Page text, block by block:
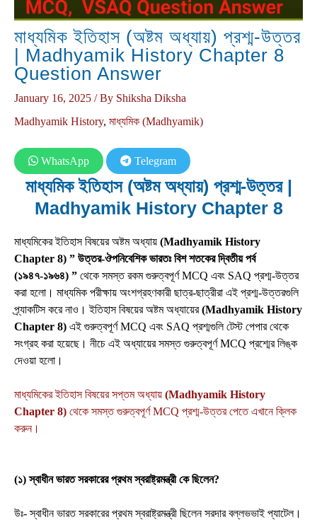
মাধ্যমিক ইতিহাস (অষ্টম অধ্যায়) প্রশ্ম-উত্তর
| Madhyamik History Chapter 8
Question Answer
January 16, 2025 / By Shiksha Diksha
Madhyamik History, মাধ্যমিক (Madhyamik)
WhatsApp Telegram
মাধ্যমিক ইতিহাস (অষ্টম অধ্যায়) প্রশ্ম-উত্তর |
Madhyamik History Chapter 8
মাধ্যমিকের ইতিহাস বিষয়ের অষ্টম অধ্যায় (Madhyamik History
Chapter 8) ” উত্তর-ঔপনিবেশিক ভারতঃ বিশ শতকের দ্বিতীয় পর্ব
(১৯৪৭-১৯৬৪) ” থেকে সমস্ত রকম গুরুত্বপূর্ণ MCQ এবং SAQ প্রশ্ম-উত্তর
করা হলো। মাধ্যমিক পরীক্ষায় অংশগ্রহণকারী ছাত্র-ছাত্রীরা এই প্রশ্ম-উত্তরগুলি
প্র্যাকটিস করে নাও। ইতিহাস বিষয়ের অষ্টম অধ্যায়ের(Madhyamik History
Chapter 8) এই গুরুত্বপূর্ণ MCQ এবং SAQ প্রশ্মগুলি টেস্ট পেপার থেকে
সংগ্রহ করা হয়েছে। নীচে এই অধ্যায়ের সমস্ত গুরুত্বপূর্ণ MCQ প্রশ্মের লিঙ্ক
দেওয়া হলো।
মাধ্যমিকের ইতিহাস বিষয়ের সপ্তম অধ্যায় (Madhyamik History
Chapter 8) থেকে সমস্ত গুরুত্বপূর্ণ MCQ প্রশ্ম-উত্তর পেতে এখানে ক্লিক
করুন।
(১) স্বাধীন ভারত সরকারের প্রথম স্বরাষ্ট্রমন্ত্রী কে ছিলেন?
উঃ- স্বাধীন ভারত সরকারের প্রথম স্বরাষ্ট্রমন্ত্রী ছিলেন সরদার বল্লভভাই প্যাটেল।